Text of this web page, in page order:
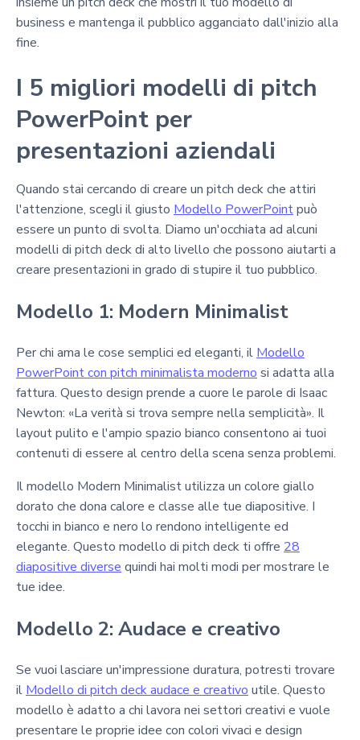
business e mantenga il pubblico agganciato dall'inizio alla
fine.
I 5 migliori modelli di pitch
PowerPoint per
presentazioni aziendali
Quando stai cercando di creare un pitch deck che attiri
l'attenzione, scegli il giusto Modello PowerPointpuò
essere un punto di svolta. Diamo un'occhiata ad alcuni
modelli di pitch deck di alto livello che possono aiutarti a
creare presentazioni in grado di stupire il tuo pubblico.
Modello 1: Modern Minimalist
Per chi ama le cose semplici ed eleganti, il Modello
PowerPoint con pitch minimalista moderno si adatta alla
fattura. Questo design prende a cuore le parole di Isaac
Newton: «La verità si trova sempre nella semplicità». Il
layout pulito e l'ampio spazio bianco consentono ai tuoi
contenuti di essere al centro della scena senza problemi.
Il modello Modern Minimalist utilizza un colore giallo
dorato che dona calore e classe alle tue diapositive. I
tocchi in bianco e nero lo rendono intelligente ed
elegante. Questo modello di pitch deck ti offre 28
diapositive diverse quindi hai molti modi per mostrare le
tue idee.
Modello 2: Audace e creativo
Se vuoi lasciare un'impressione duratura, potresti trovare
il Modello di pitch deck audace e creativo utile. Questo
modello è adatto a chi lavora nei settori creativi e vuole
presentare le proprie idee con colori vivaci e design